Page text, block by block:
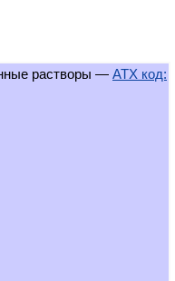
растворы — АТХ код: